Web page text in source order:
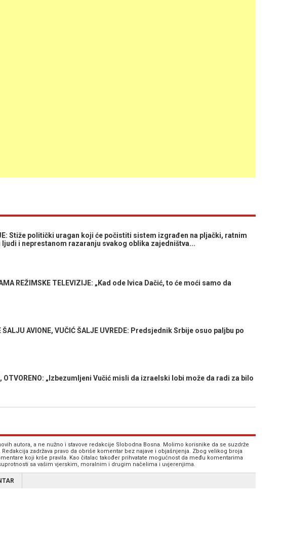
Stiže politički uragan koji će počistiti sistem izgrađen na pljački, ratnim
i neprestanom razaranju svakog oblika zajedništva...
REŽIMSKE TELEVIZIJE: „Kad ode Ivica Dačić, to će moći samo da
ŠALJU AVIONE, VUČIĆ ŠALJE UVREDE: Predsjednik Srbije osuo paljbu po
OTVORENO: „Izbezumljeni Vučić misli da izraelski lobi može da radi za bilo
autora, a ne nužno i stavove redakcije Slobodna Bosna. Molimo korisnike da se suzdrže
zadržava pravo da obriše komentar bez najave i objašnjenja. Zbog velikog broja
koji krše pravila. Kao čitalac također prihvatate mogućnost da među komentarima
sa vašim vjerskim, moralnim i drugim načelima i uvjerenjima.